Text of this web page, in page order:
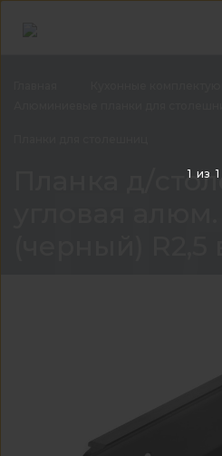
Планка д/
1 из 1